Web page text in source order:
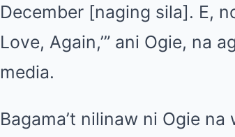
December [naging sila]. E,
Love, Again,’” ani Ogie, na
media.
Bagama’t nilinaw ni Ogie